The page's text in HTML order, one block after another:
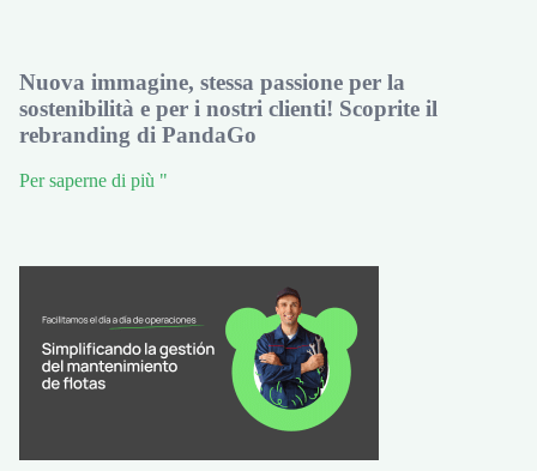
Nuova immagine, stessa passione per la
sostenibilità e per i nostri clienti! Scoprite il
rebranding di PandaGo
Per saperne di più "